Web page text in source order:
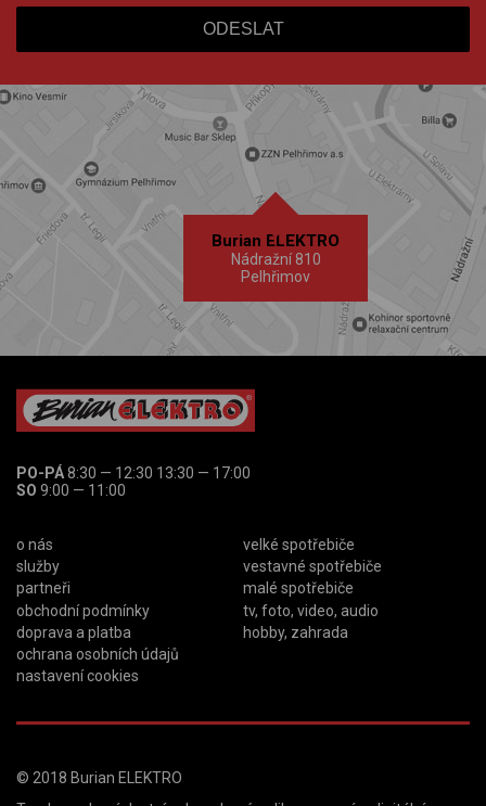
Burian ELEKTRO
Nádražní 810
Pelhřimov
PO-PÁ8:30 — 12:30 13:30 — 17:00
SO 9:00 — 11:00
o nás
služby
partneři
obchodní podmínky
doprava a platba
ochrana osobních údajů
nastavení cookies
velké spotřebiče
vestavné spotřebiče
malé spotřebiče
tv, foto, video, audio
hobby, zahrada
© 2018 Burian ELEKTRO